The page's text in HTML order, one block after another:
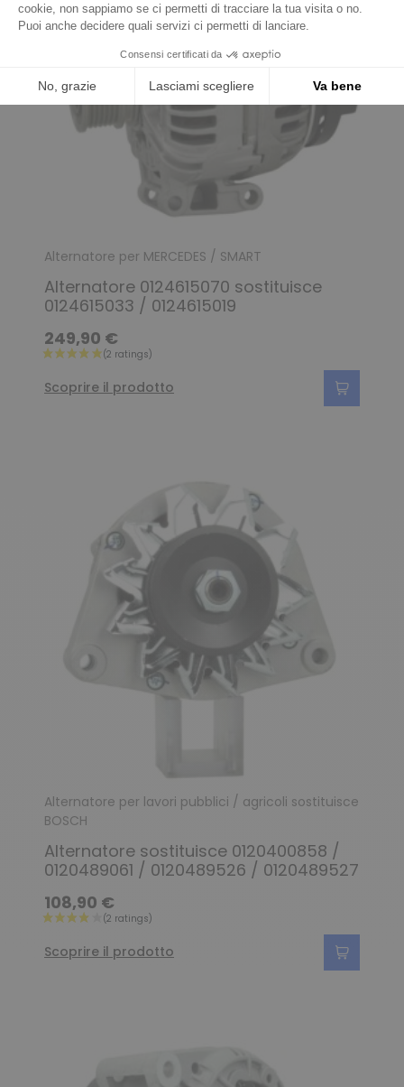
(10 ratings)
Alternatore per MERCEDES / SMART
Alternatore 0124615070 sostituisce
0124615033 / 0124615019
249,90 €
Scoprire il prodotto
Alternatore per lavori pubblici / agricoli sostituisce
BOSCH
Alternatore sostituisce 0120400858 /
0120489061 / 0120489526 / 0120489527
108,90 €
Scoprire il prodotto